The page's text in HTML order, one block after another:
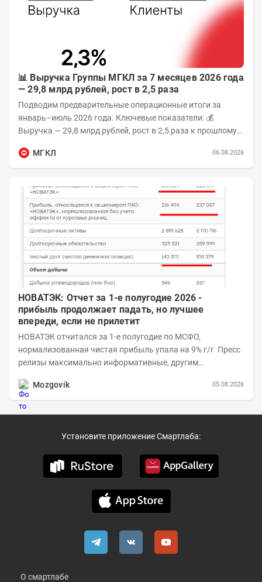
📊 Выручка Группы МГКЛ за 7 месяцев 2026 года
— 29,8 млрд рублей, рост в 2,5 раза
Подводим предварительные операционные итоги за
январь–июль 2026 года. Ключевые показатели: 💰
Выручка — 29,8 млрд рублей, рост в 2,5 раза к прошлому
МГКЛ
06.08.2026
НОВАТЭК: Отчет за 1-е полугодие 2026 -
прибыль продолжает падать, но лучшее
впереди, если не прилетит
НОВАТЭК отчитался за 1-е полугодие по МСФО,
нормализованная чистая прибыль упала на 9% г/г Пресс
релизы максимально информативные, другим
Mozgovik
05.08.2026
Установите приложение Смартлаба:
О смартлабе